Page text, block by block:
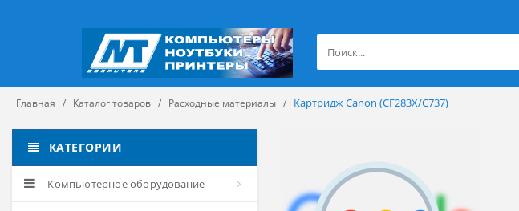
Главная Каталог товаров Расходные материалы Картридж Canon (CF283Х/C737)
КАТЕГОРИИ
Компьютерное оборудование